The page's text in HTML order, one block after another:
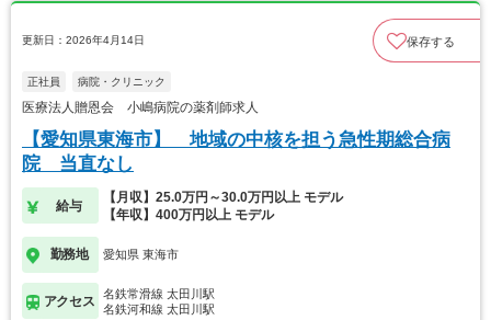
更新日：2026年4月14日 保存する
正社員 病院・クリニック
医療法人贈恩会 小嶋病院の薬剤師求人
【愛知県東海市】 地域の中核を担う急性期総合病
院 当直なし
給与
【月収】25.0万円～30.0万円以上 モデル
【年収】400万円以上 モデル
勤務地 愛知県 東海市
アクセス
名鉄常滑線 太田川駅
名鉄河和線 太田川駅